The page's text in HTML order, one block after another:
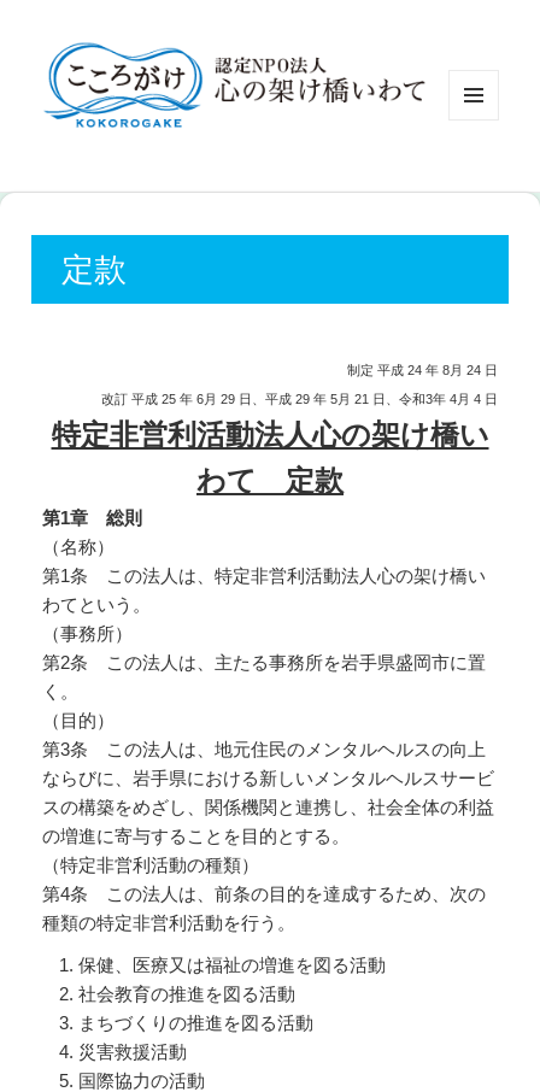
ット
定款
制定 平成 24 年 8月 24 日
改訂 平成 25 年 6月 29 日、平成 29 年 5月 21 日、令和3年 4月 4 日
特定非営利活動法人心の架け橋い
わて 定款
第1章 総則
（名称）
第1条 この法人は、特定非営利活動法人心の架け橋い
わてという。
（事務所）
第2条 この法人は、主たる事務所を岩手県盛岡市に置
く。
（目的）
第3条 この法人は、地元住民のメンタルヘルスの向上
ならびに、岩手県における新しいメンタルヘルスサービ
スの構築をめざし、関係機関と連携し、社会全体の利益
の増進に寄与することを目的とする。
（特定非営利活動の種類）
第4条 この法人は、前条の目的を達成するため、次の
種類の特定非営利活動を行う。
保健、医療又は福祉の増進を図る活動
社会教育の推進を図る活動
まちづくりの推進を図る活動
災害救援活動
国際協力の活動